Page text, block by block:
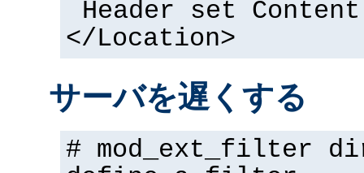
Header set
</Location>
サーバを遅くする
# mod_ext_filter